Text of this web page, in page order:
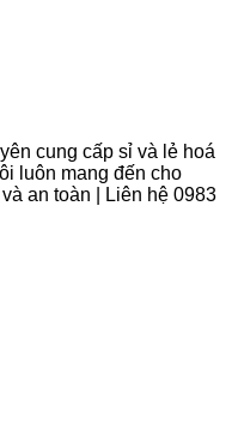
cung cấp sỉ và lẻ hoá
luôn mang đến cho
an toàn | Liên hệ 0983